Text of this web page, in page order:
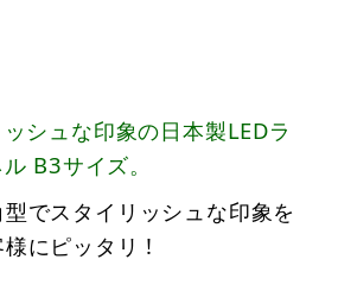
シュな印象の日本製LEDラ
B3サイズ。
でスタイリッシュな印象を
にピッタリ !